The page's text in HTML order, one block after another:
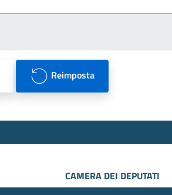
Reimposta
CAMERA DEI DEPUTATI